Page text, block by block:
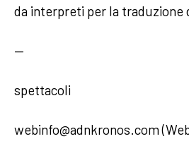
da interpreti per la traduzione
—
spettacoli
webinfo@adnkronos.com